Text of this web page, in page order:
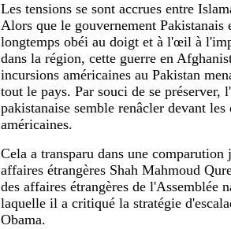
Les tensions se sont accrues entre
Alors que le gouvernement Pakistanais
longtemps obéi au doigt et à l'œil à
dans la région, cette guerre en
incursions américaines au Pakistan
tout le pays. Par souci de se préserver,
pakistanaise semble renâcler devant les
américaines.
Cela a transparu dans une
affaires étrangères Shah Mahmoud
des affaires étrangères de l'Assemblée
laquelle il a critiqué la stratégie
Obama.